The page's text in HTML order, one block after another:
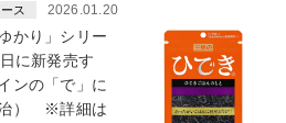
ス 2026.01.20
かり」シリー
に新発売す
ンの「で」に
治） ※詳細は